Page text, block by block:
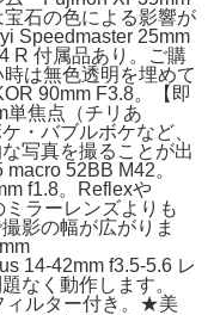
石の色による影響が
Speedmaster 25mm
R 付属品あり。ご購
は無色透明を埋めて
90mm F3.8。【即
単焦点（チリあ
・バブルボケなど、
写真を撮ることが出
52BB M42。
f1.8。Reflexや
ラーレンズよりも
影の幅が広がりま
14-42mm f3.5-5.6 レ
なく動作します。
ィルター付き。★美